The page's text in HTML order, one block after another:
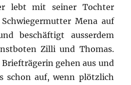
lebt mit seiner Tochter
Mena auf
beschäftigt ausserdem
Zilli und Thomas.
Briefträgerin gehen aus und
schon auf, wenn plötzlich